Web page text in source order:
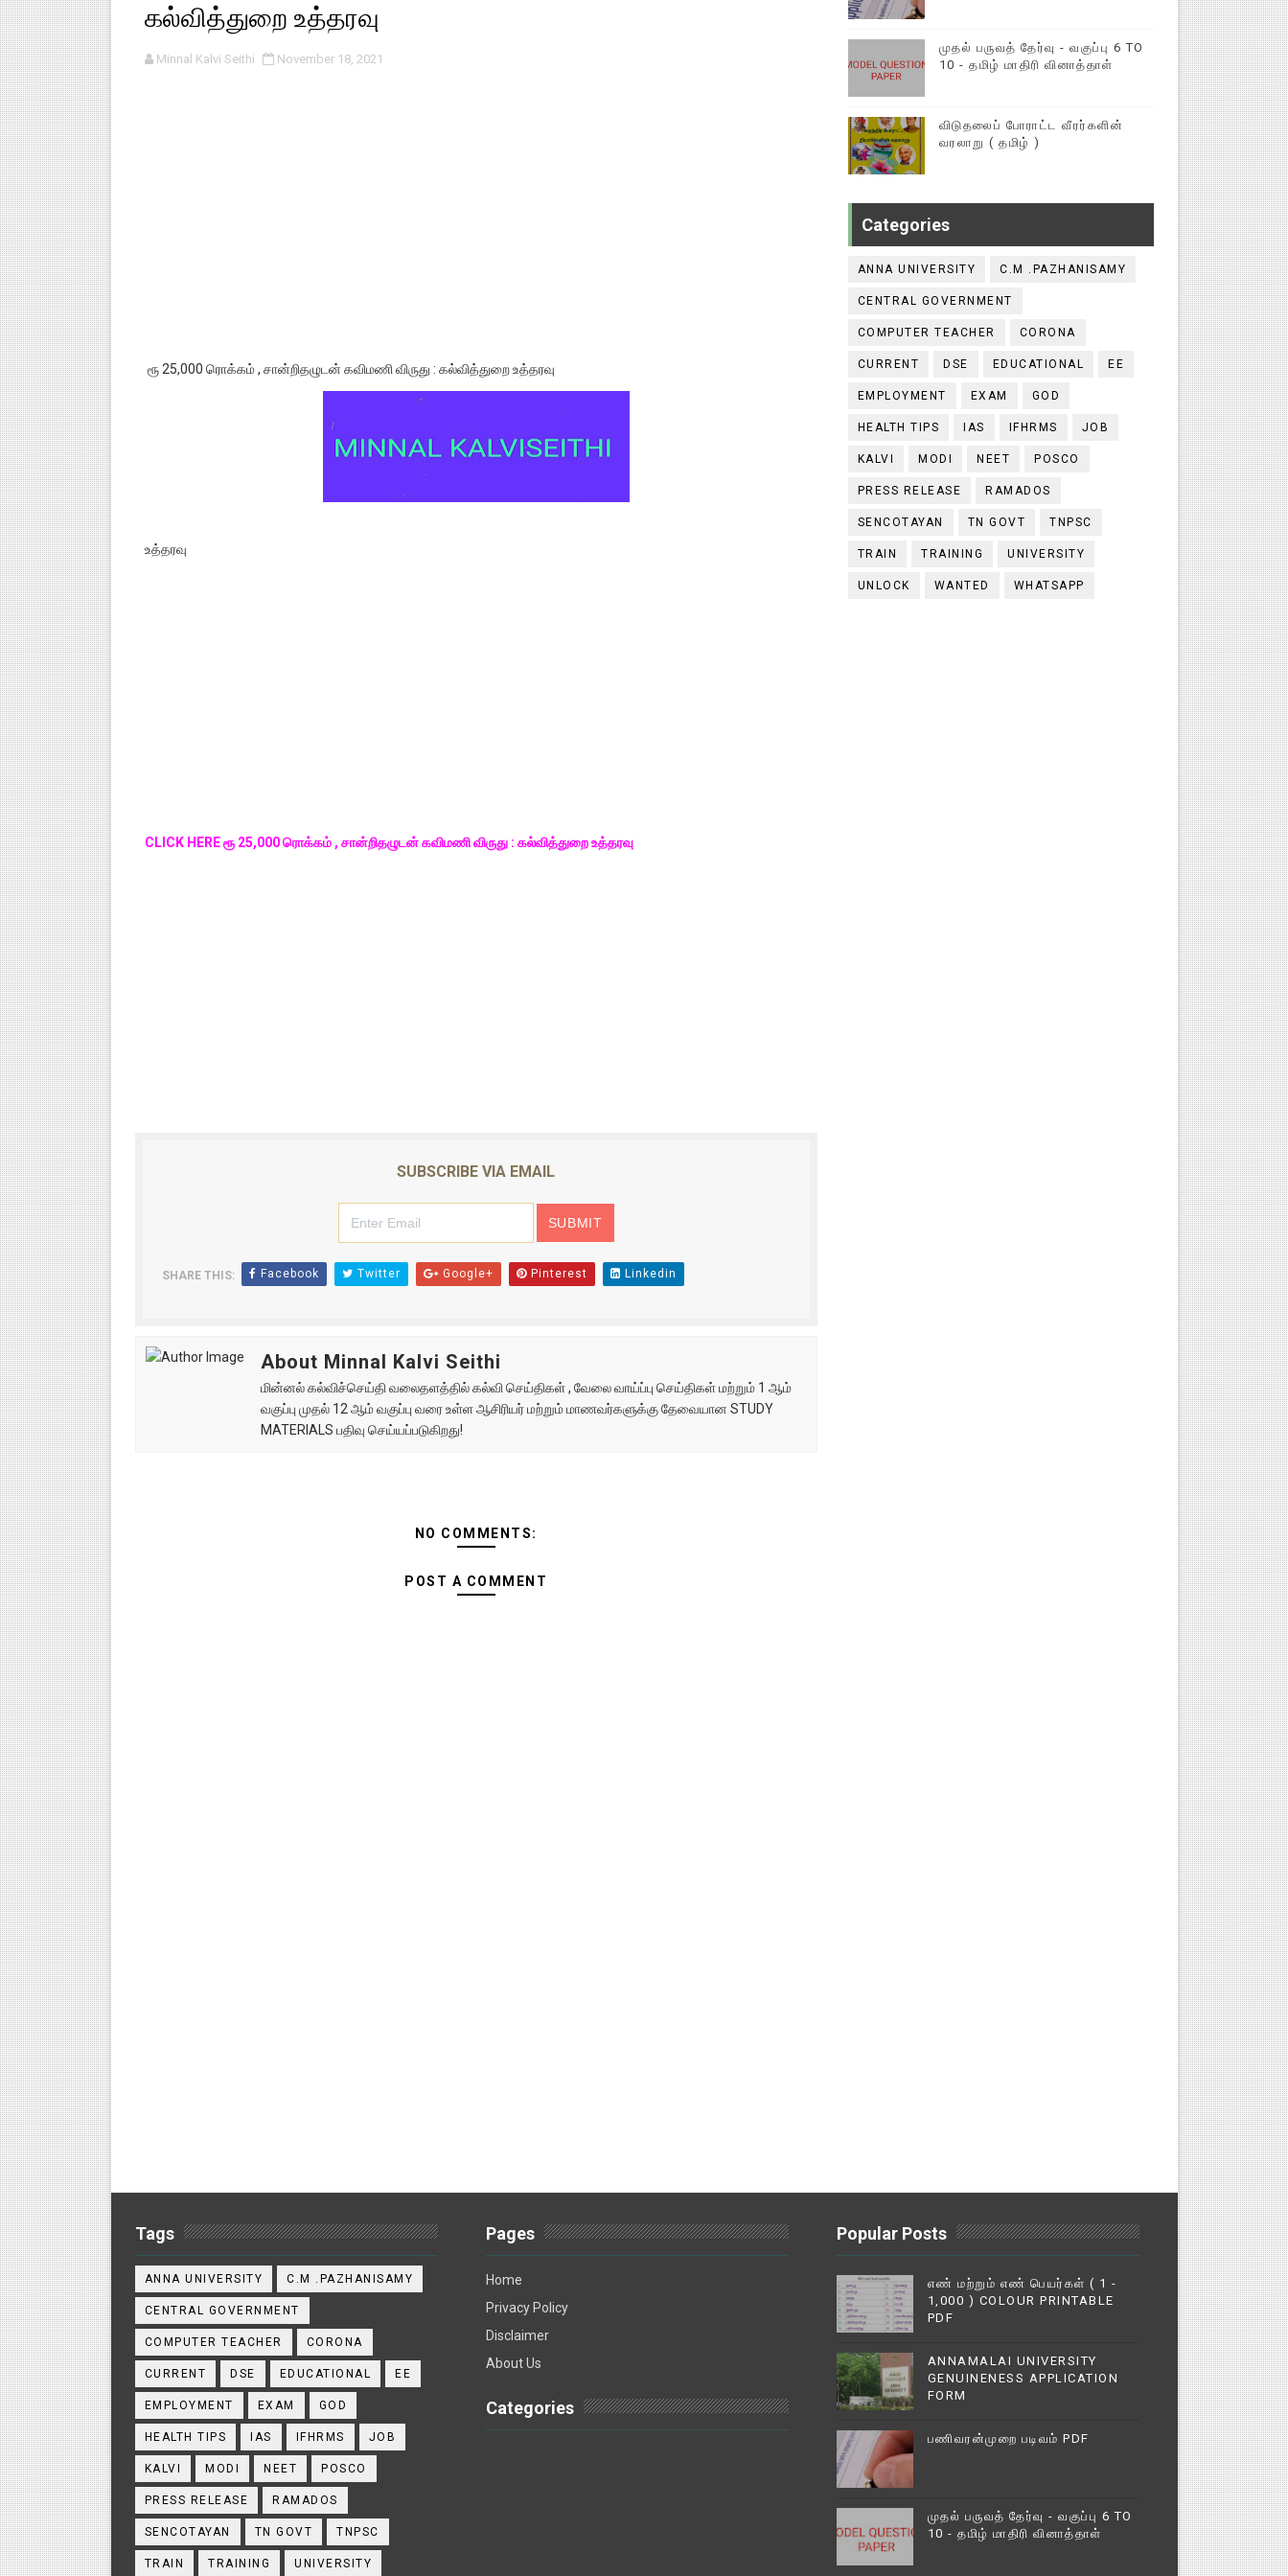
பள்ளி காலை வழிபாட்டுச் செயல்பாடுகள் - டிசம்பர் 17
குழந்தைகள் பாதுகாப்பு அலகில் வேலை வாய்ப்பு ( டிச 18 )
கல்வித்துறை உத்தரவு
Minnal Kalvi Seithi November 18, 2021
ரூ 25,000 ரொக்கம் , சான்றிதழுடன் கவிமணி விருது : கல்வித்துறை உத்தரவு
உத்தரவு
CLICK HERE ரூ 25,000 ரொக்கம் , சான்றிதழுடன் கவிமணி விருது : கல்வித்துறை உத்தரவு
SUBSCRIBE VIA EMAIL
SHARE THIS: Facebook Twitter Google+ Pinterest Linkedin
About Minnal Kalvi Seithi
மின்னல் கல்விச்செய்தி வலைதளத்தில் கல்வி செய்திகள் , வேலை வாய்ப்பு செய்திகள் மற்றும் 1 ஆம்
வகுப்பு முதல் 12 ஆம் வகுப்பு வரை உள்ள ஆசிரியர் மற்றும் மாணவர்களுக்கு தேவையான STUDY
MATERIALS பதிவு செய்யப்படுகிறது!
NO COMMENTS:
POST A COMMENT
முதல் பருவத் தேர்வு - வகுப்பு 6 TO
10 - தமிழ் மாதிரி வினாத்தாள்
விடுதலைப் போராட்ட வீரர்களின்
வரலாறு ( தமிழ் )
Categories
ANNA UNIVERSITY C.M .PAZHANISAMY
CENTRAL GOVERNMENT
COMPUTER TEACHER CORONA
CURRENT DSE EDUCATIONAL EE
EMPLOYMENT EXAM GOD
HEALTH TIPS IAS IFHRMS JOB
KALVI MODI NEET POSCO
PRESS RELEASE RAMADOS
SENCOTAYAN TN GOVT TNPSC
TRAIN TRAINING UNIVERSITY
UNLOCK WANTED WHATSAPP
Tags
ANNA UNIVERSITY C.M .PAZHANISAMY
CENTRAL GOVERNMENT
COMPUTER TEACHER CORONA
CURRENT DSE EDUCATIONAL EE
EMPLOYMENT EXAM GOD
HEALTH TIPS IAS IFHRMS JOB
KALVI MODI NEET POSCO
PRESS RELEASE RAMADOS
SENCOTAYAN TN GOVT TNPSC
TRAIN TRAINING UNIVERSITY
Pages
Home
Privacy Policy
Disclaimer
About Us
Categories
Popular Posts
எண் மற்றும் எண் பெயர்கள் ( 1 -
1,000 ) COLOUR PRINTABLE
PDF
ANNAMALAI UNIVERSITY
GENUINENESS APPLICATION
FORM
பணிவரன்முறை படிவம் PDF
முதல் பருவத் தேர்வு - வகுப்பு 6 TO
10 - தமிழ் மாதிரி வினாத்தாள்